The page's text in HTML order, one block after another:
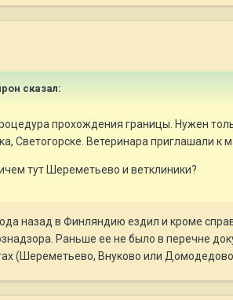
сказал:
прохождения границы. Нужен
Светогорске. Ветеринара приглашали к
тут Шереметьево и ветклиники?
назад в Финляндию ездил и кроме
Раньше ее не было в перечне
(Шереметьево, Внуково или